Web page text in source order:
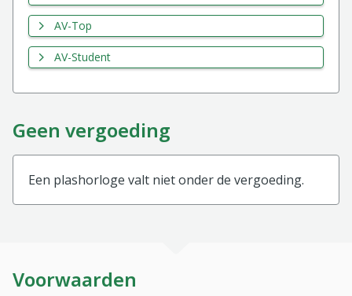
AV-Top
AV-Student
Geen vergoeding
Een plashorloge valt niet onder de vergoeding.
Voorwaarden